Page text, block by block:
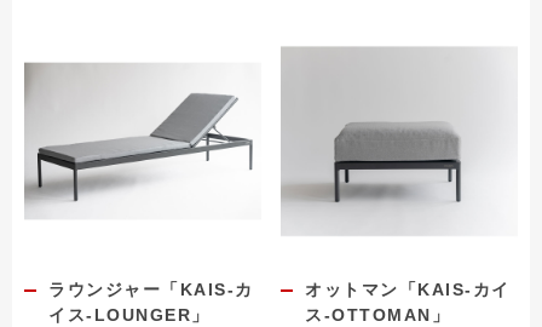
ラウンジャー「KAIS-カ
イス-LOUNGER」
オットマン「KAIS-カイ
ス-OTTOMAN」